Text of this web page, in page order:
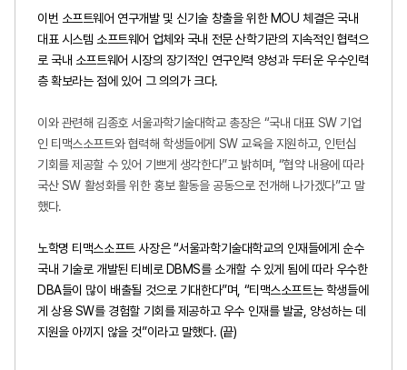
이번 소프트웨어 연구개발 및 신기술 창출을 위한 MOU 체결은 국내
대표 시스템 소프트웨어 업체와 국내 전문 산학기관의 지속적인 협력으
로 국내 소프트웨어 시장의 장기적인 연구인력 양성과 두터운 우수인력
층 확보라는 점에 있어 그 의의가 크다.
이와 관련해 김종호 서울과학기술대학교 총장은 “국내 대표 SW 기업
인 티맥스소프트와 협력해 학생들에게 SW 교육을 지원하고 인턴십
기회를 제공할 수 있어 기쁘게 생각한다”고 밝히며 , “협약 내용에 따라
국산SW 활성화를 위한 홍보 활동을 공동으로 전개해 나가겠다”고 말
했다.
노학명 티맥스소프트 사장은 “서울과학기술대학교의 인재들에게 순수
국내 기술로 개발된 티베로 DBMS를 소개할 수 있게 됨에 따라 우수한
DBA들이 많이 배출될 것으로 기대한다”며 , “티맥스소프트는 학생들에
게 상용SW를 경험할 기회를 제공하고 우수 인재를 발굴 양성하는 데
지원을 아끼지 않을 것”이라고 말했다. (끝)